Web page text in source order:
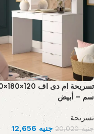
سم – أبيض
تسريحة
جنيه20,020 جنيه